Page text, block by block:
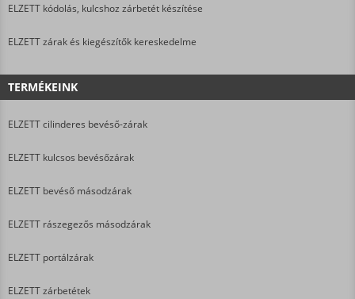
ELZETT kódolás, kulcshoz zárbetét készítése
ELZETT zárak és kiegészítők kereskedelme
TERMÉKEINK
ELZETT cilinderes bevéső-zárak
ELZETT kulcsos bevésőzárak
ELZETT bevéső másodzárak
ELZETT rászegezős másodzárak
ELZETT portálzárak
ELZETT zárbetétek